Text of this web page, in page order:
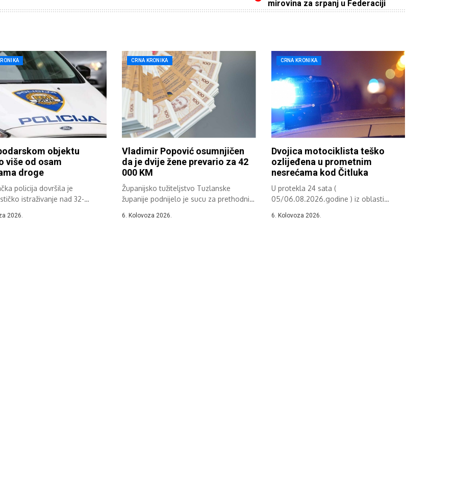
mirovina za srpanj u Federaciji
objektu
više od osam
droge
policija dovršila je
istraživanje nad 32-
2026.
CRNA KRONIKA
Vladimir Popović osumnjičen
da je dvije žene prevario za 42
000 KM
Županijsko tužiteljstvo Tuzlanske
županije podnijelo je sucu za prethodni
6. Kolovoza 2026.
CRNA KRONIKA
Dvojica motociklista teško
ozlijeđena u prometnim
nesrećama kod Čitluka
U protekla 24 sata (
05/06.08.2026.godine ) iz oblasti
6. Kolovoza 2026.